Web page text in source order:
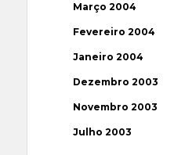
Março 2004
Fevereiro 2004
Janeiro 2004
Dezembro 2003
Novembro 2003
Julho 2003